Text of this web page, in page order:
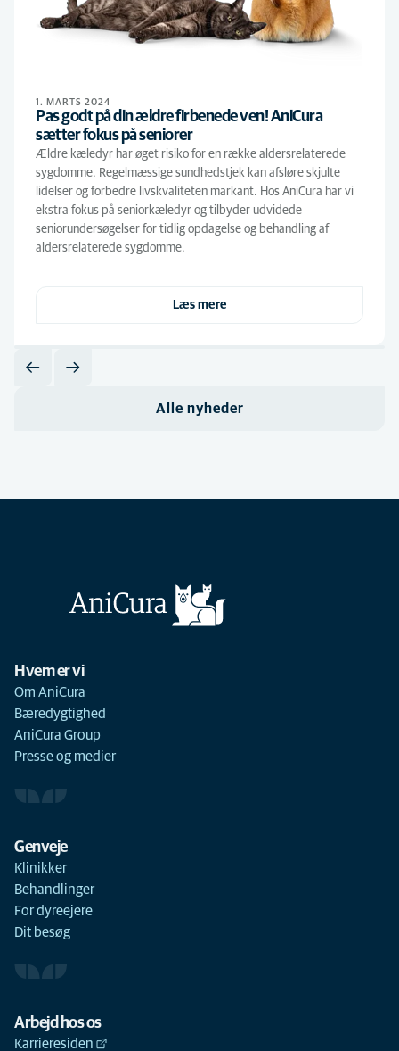
1. MARTS 2024
Pas godt på din ældre firbenede ven! AniCura
sætter fokus på seniorer
Ældre kæledyr har øget risiko for en række aldersrelaterede
sygdomme. Regelmæssige sundhedstjek kan afsløre skjulte
lidelser og forbedre livskvaliteten markant. Hos AniCura har vi
ekstra fokus på seniorkæledyr og tilbyder udvidede
seniorundersøgelser for tidlig opdagelse og behandling af
aldersrelaterede sygdomme.
Læs mere
Alle nyheder
Hvem er vi
Om AniCura
Bæredygtighed
AniCura Group
Presse og medier
Genveje
Klinikker
Behandlinger
For dyreejere
Dit besøg
Arbejd hos os
Karrieresiden